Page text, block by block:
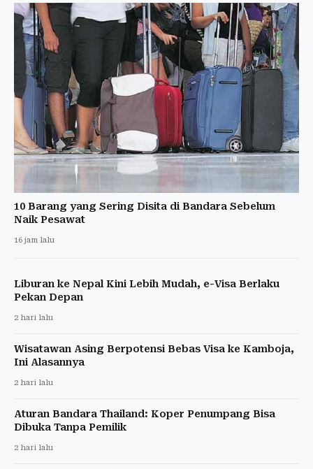
10 Barang yang Sering Disita di Bandara Sebelum
Naik Pesawat
16 jam lalu
Liburan ke Nepal Kini Lebih Mudah, e-Visa Berlaku
Pekan Depan
2 hari lalu
Wisatawan Asing Berpotensi Bebas Visa ke Kamboja,
Ini Alasannya
2 hari lalu
Aturan Bandara Thailand: Koper Penumpang Bisa
Dibuka Tanpa Pemilik
2 hari lalu